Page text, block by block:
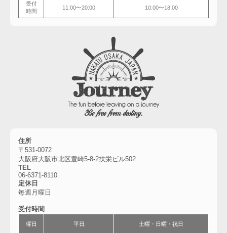
受付
時間
11:00〜20:00 10:00〜18:00
住所
〒531-0072
大阪府大阪市北区豊崎5-8-2扶栄ビル502
TEL
06-6371-8110
定休日
毎週月曜日
受付時間
曜日 平日 土曜・ 日曜・祝日